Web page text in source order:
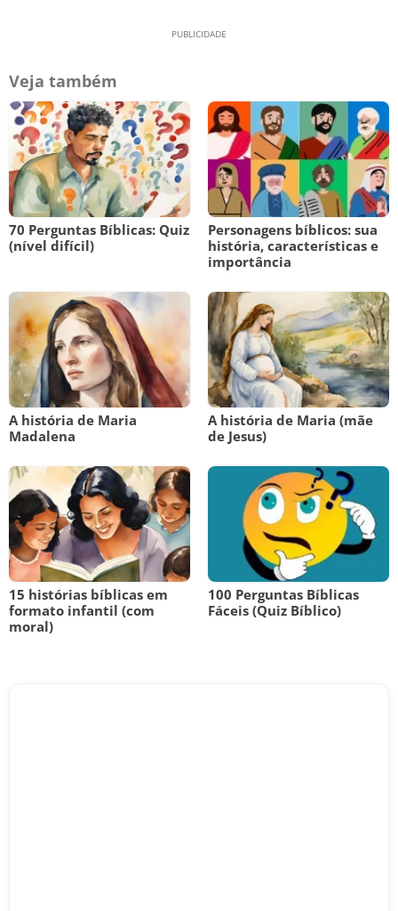
Veja também
70 Perguntas Bíblicas: Quiz
(nível difícil)
Personagens bíblicos: sua
história, características e
importância
A história de Maria
Madalena
A história de Maria (mãe
de Jesus)
15 histórias bíblicas em
formato infantil (com
moral)
100 Perguntas Bíblicas
Fáceis (Quiz Bíblico)